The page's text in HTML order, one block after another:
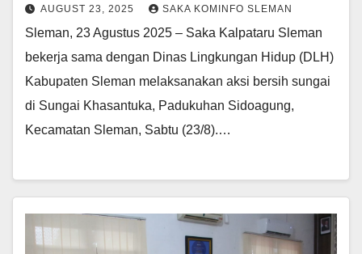
AUGUST 23, 2025 SAKA KOMINFO SLEMAN
Sleman, 23 Agustus 2025 – Saka Kalpataru Sleman
bekerja sama dengan Dinas Lingkungan Hidup (DLH)
Kabupaten Sleman melaksanakan aksi bersih sungai
di Sungai Khasantuka, Padukuhan Sidoagung,
Kecamatan Sleman, Sabtu (23/8).…